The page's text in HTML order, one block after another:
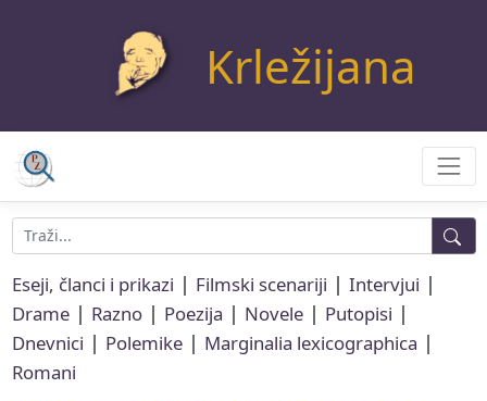
Krležijana
Eseji, članci i prikazi | Filmski scenariji | Intervjui |
Drame| Razno| Poezija | Novele| Putopisi |
Dnevnici | Polemike| Marginalia lexicographica |
Romani